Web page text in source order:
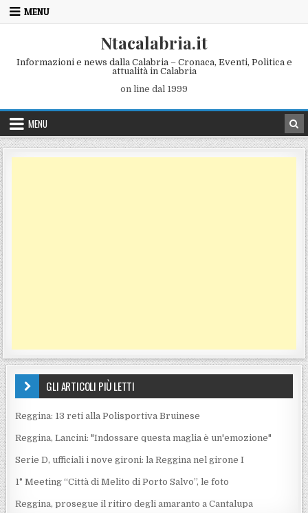
Skip to content
MENU
Ntacalabria.it
Informazioni e news dalla Calabria – Cronaca, Eventi, Politica e
attualità in Calabria
on line dal 1999
MENU
GLI ARTICOLI PIÙ LETTI
Reggina: 13 reti alla Polisportiva Bruinese
Reggina, Lancini: "Indossare questa maglia è un'emozione"
Serie D, ufficiali i nove gironi: la Reggina nel girone I
1° Meeting “Città di Melito di Porto Salvo”, le foto
Reggina, prosegue il ritiro degli amaranto a Cantalupa